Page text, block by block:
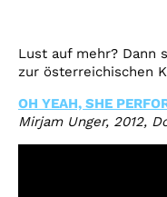
Lust auf mehr? Dann
zur österreichischen
OH YEAH, SHE
Mirjam Unger, 2012,